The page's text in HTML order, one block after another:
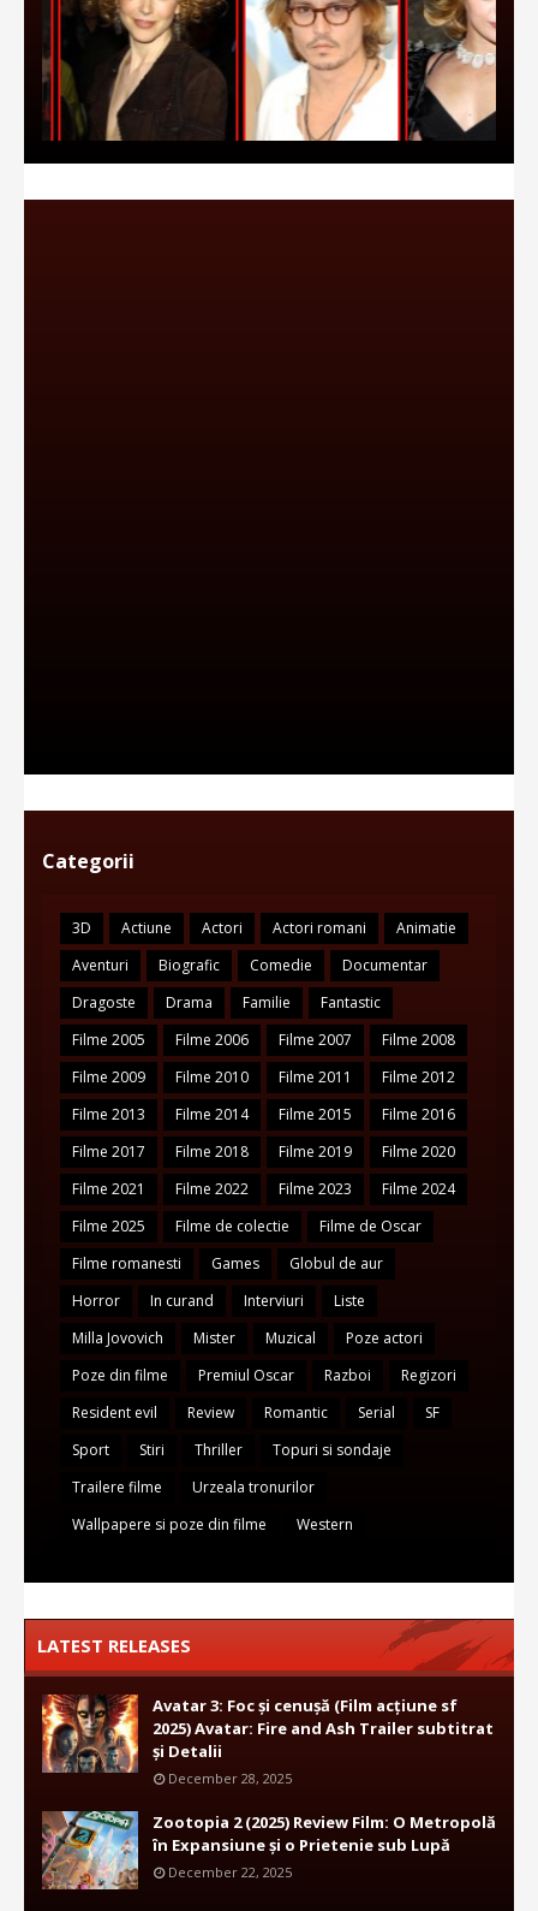
Categorii
3D Actiune Actori Actori romani
Animatie
Aventuri
Biografic Comedie
Documentar
Dragoste
Drama Familie
Fantastic
Filme 2005
Filme 2006 Filme 2007
Filme 2008
Filme 2009
Filme 2010 Filme 2011
Filme 2012
Filme 2013
Filme 2014 Filme 2015
Filme 2016
Filme 2017
Filme 2018 Filme 2019
Filme 2020
Filme 2021
Filme 2022 Filme 2023
Filme 2024
Filme 2025
Filme de colectie
Filme de Oscar
Filme romanesti
Games
Globul de aur
Horror
In curand Interviuri
Liste
Milla Jovovich
Mister Muzical
Poze actori
Poze din filme
Premiul Oscar Razboi
Regizori
Resident evil
Review Romantic Serial
SF
Sport
Stiri Thriller
Topuri si sondaje
Trailere filme
Urzeala tronurilor
Wallpapere si poze din filme
Western
LATEST RELEASES
Avatar 3: Foc și cenușă (Film acțiune sf
2025) Avatar: Fire and Ash Trailer subtitrat
și Detalii
December 28, 2025
Zootopia 2 (2025) Review Film: O Metropolă
în Expansiune și o Prietenie sub Lupă
December 22, 2025